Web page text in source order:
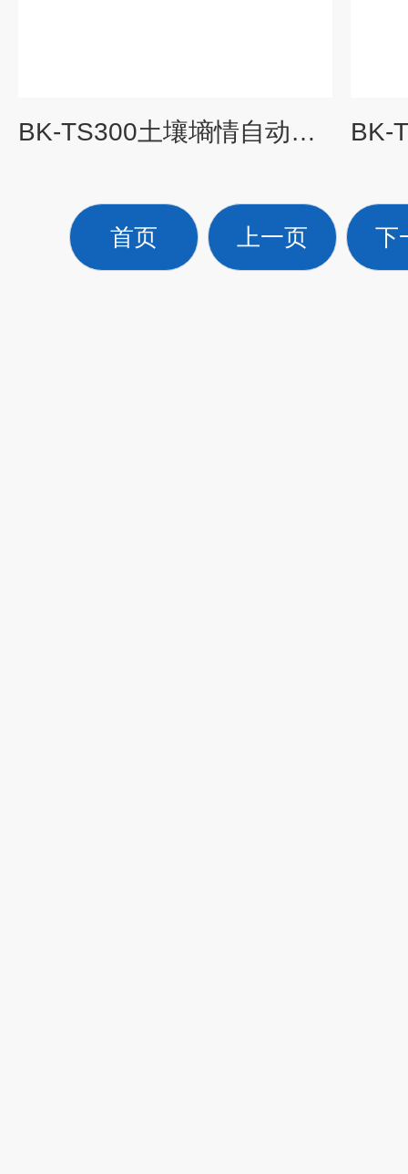
BK-TS300土壤墒情自动监测仪
首页 上一页 下